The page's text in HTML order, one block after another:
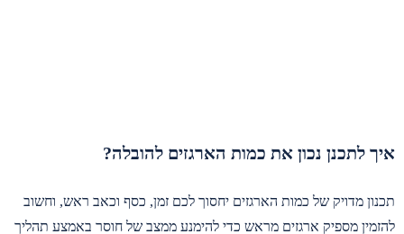
איך לתכנן נכון את כמות הארגזים להובלה?
תכנון מדויק של כמות הארגזים יחסוך לכם זמן, כסף וכאב ראש, וחשוב
להזמין מספיק ארגזים מראש כדי להימנע ממצב של חוסר באמצע תהליך